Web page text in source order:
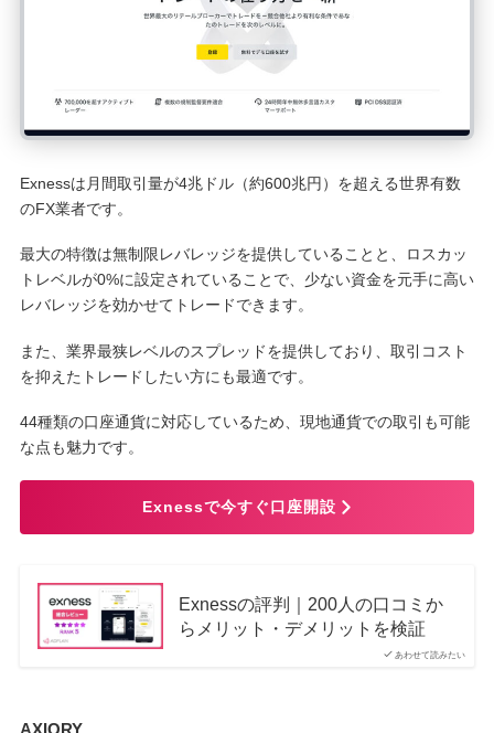
Exnessは月間取引量が4兆ドル（約600兆円）を超える世界有数
のFX業者です。
最大の特徴は無制限レバレッジを提供していることと、ロスカッ
トレベルが0%に設定されていることで、少ない資金を元手に高い
レバレッジを効かせてトレードできます。
また、業界最狭レベルのスプレッドを提供しており、取引コスト
を抑えたトレードしたい方にも最適です。
44種類の口座通貨に対応しているため、現地通貨での取引も可能
な点も魅力です。
Exnessで今すぐ口座開設
あわせて読みたい
Exnessの評判｜200人の口コミか
らメリット・デメリットを検証
AXIORY